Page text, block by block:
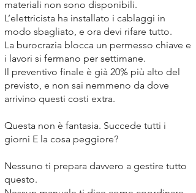
materiali non sono disponibili.
L’elettricista ha installato i cablaggi in
modo sbagliato, e ora devi rifare tutto.
La burocrazia blocca un permesso chiave e
i lavori si fermano per settimane.
Il preventivo finale è già 20% più alto del
previsto, e non sai nemmeno da dove
arrivino questi costi extra.
Questa non è fantasia. Succede tutti i
giorni E la cosa peggiore?
Nessuno ti prepara davvero a gestire tutto
questo.